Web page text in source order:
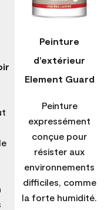
Peinture
d’extérieur
Element Guard
Peinture
expressément
conçue pour
résister aux
environnements
difficiles, comme
la forte humidité.